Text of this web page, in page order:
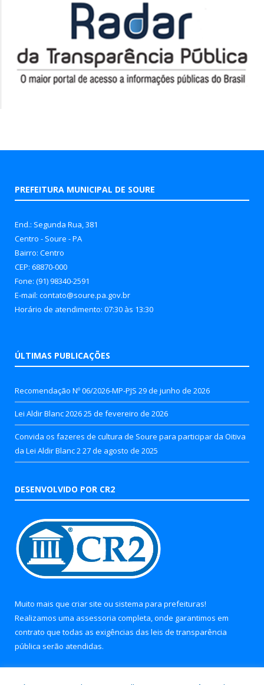
PREFEITURA MUNICIPAL DE SOURE
End.: Segunda Rua, 381
Centro - Soure - PA
Bairro: Centro
CEP: 68870-000
Fone: (91) 98340-2591
E-mail: contato@soure.pa.gov.br
Horário de atendimento: 07:30 às 13:30
ÚLTIMAS PUBLICAÇÕES
Recomendação Nº 06/2026-MP-PJS 29 de junho de 2026
Lei Aldir Blanc 202625 de fevereiro de 2026
Convida os fazeres de cultura de Soure para participar da Oitiva
da Lei Aldir Blanc 2 27 de agosto de 2025
DESENVOLVIDO POR CR2
Muito mais que criar site ou sistema para prefeituras!
Realizamos uma assessoria completa, onde garantimos em
contrato que todas as exigências das leis de transparência
pública serão atendidas.